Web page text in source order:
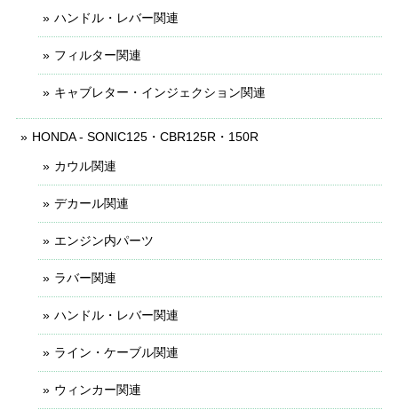
ハンドル・レバー関連
フィルター関連
キャブレター・インジェクション関連
HONDA - SONIC125・CBR125R・150R
カウル関連
デカール関連
エンジン内パーツ
ラバー関連
ハンドル・レバー関連
ライン・ケーブル関連
ウィンカー関連